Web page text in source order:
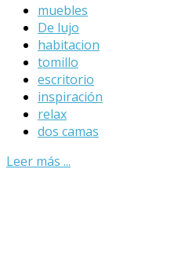
muebles
De lujo
habitacion
tomillo
escritorio
inspiración
relax
dos camas
Leer más ...